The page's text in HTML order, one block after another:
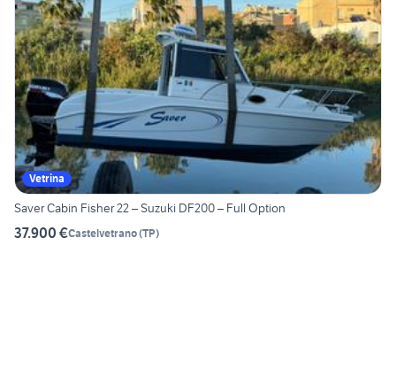
Vetrina
Saver Cabin Fisher 22 – Suzuki DF200 – Full Option
37.900 €Castelvetrano(TP)